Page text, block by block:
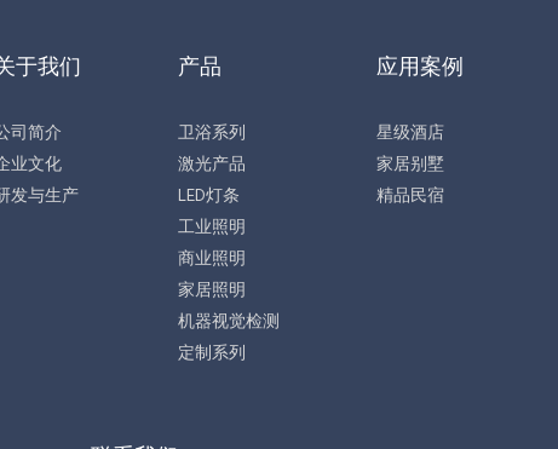
于我们
司简介
业文化
发与生产
产品
卫浴系列
激光产品
LED灯条
工业照明
商业照明
家居照明
机器视觉检测
定制系列
应用案例
星级酒店
家居别墅
精品民宿